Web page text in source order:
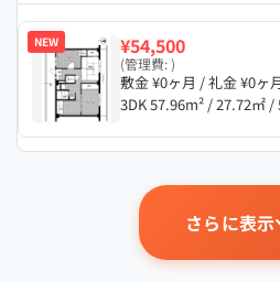
NEW ¥54,500
(管理費: )
敷金 ¥0ヶ月 / 礼金 ¥0ヶ
3DK 57.96m² / 27.72㎡ /
さらに表示